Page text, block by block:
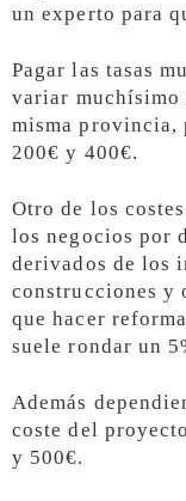
un experto para
Pagar las tasas
variar
misma provincia,
200€ y 400€.
Otro de los
los negocios por
derivados de los
construcciones y
que hacer
suele rondar un
Además
coste del
y 500€.